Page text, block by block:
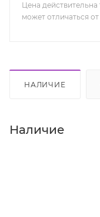
Цена
может отличаться
НАЛИЧИЕ
Наличие